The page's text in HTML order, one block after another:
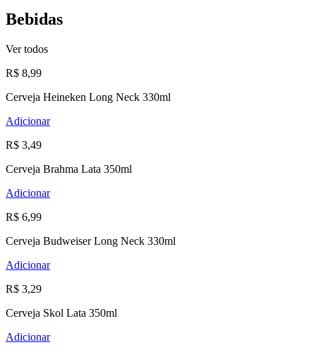
Bebidas
Ver todos
R$ 8,99
Cerveja Heineken Long Neck 330ml
Adicionar
R$ 3,49
Cerveja Brahma Lata 350ml
Adicionar
R$ 6,99
Cerveja Budweiser Long Neck 330ml
Adicionar
R$ 3,29
Cerveja Skol Lata 350ml
Adicionar